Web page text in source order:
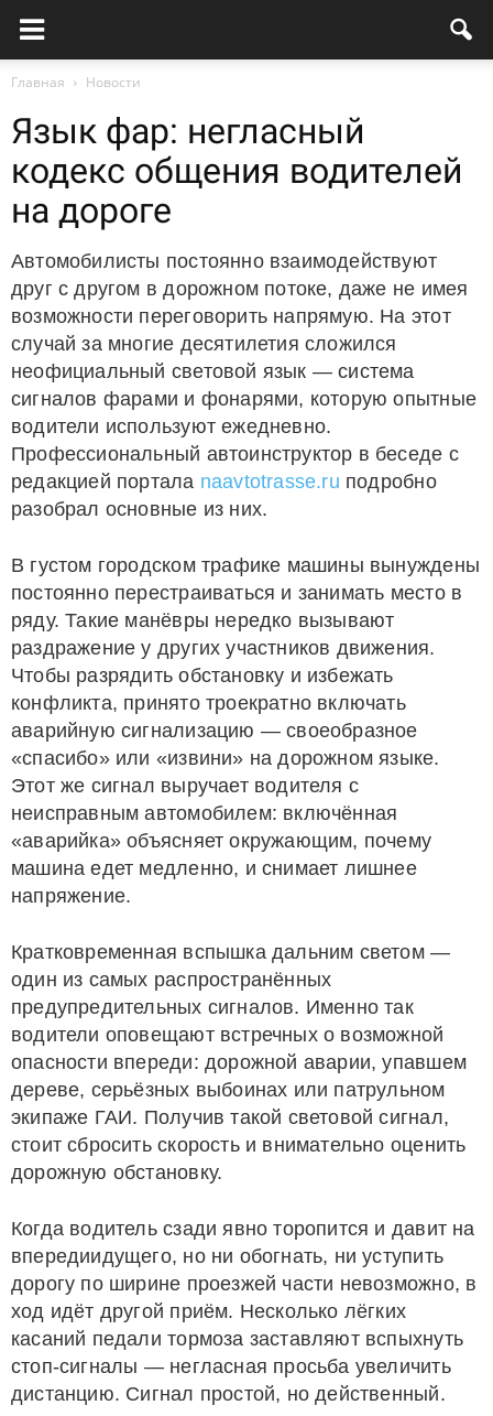
Главная Новости
Язык фар: негласный
кодекс общения водителей
на дороге
Автомобилисты постоянно взаимодействуют
друг с другом в дорожном потоке, даже не имея
возможности переговорить напрямую. На этот
случай за многие десятилетия сложился
неофициальный световой язык — система
сигналов фарами и фонарями, которую опытные
водители используют ежедневно.
Профессиональный автоинструктор в беседе с
редакцией портала naavtotrasse.ru подробно
разобрал основные из них.
В густом городском трафике машины вынуждены
постоянно перестраиваться и занимать место в
ряду. Такие манёвры нередко вызывают
раздражение у других участников движения.
Чтобы разрядить обстановку и избежать
конфликта, принято троекратно включать
аварийную сигнализацию — своеобразное
«спасибо» или «извини» на дорожном языке.
Этот же сигнал выручает водителя с
неисправным автомобилем: включённая
«аварийка» объясняет окружающим, почему
машина едет медленно, и снимает лишнее
напряжение.
Кратковременная вспышка дальним светом —
один из самых распространённых
предупредительных сигналов. Именно так
водители оповещают встречных о возможной
опасности впереди: дорожной аварии, упавшем
дереве, серьёзных выбоинах или патрульном
экипаже ГАИ. Получив такой световой сигнал,
стоит сбросить скорость и внимательно оценить
дорожную обстановку.
Когда водитель сзади явно торопится и давит на
впередиидущего, но ни обогнать, ни уступить
дорогу по ширине проезжей части невозможно, в
ход идёт другой приём. Несколько лёгких
касаний педали тормоза заставляют вспыхнуть
стоп-сигналы — негласная просьба увеличить
дистанцию. Сигнал простой, но действенный.